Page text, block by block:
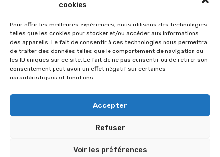
cookies
Pour offrir les meilleures expériences, nous utilisons des technologies
telles que les cookies pour stocker et/ou accéder aux informations
des appareils. Le fait de consentir à ces technologies nous permettra
de traiter des données telles que le comportement de navigation ou
les ID uniques sur ce site. Le fait de ne pas consentir ou de retirer son
consentement peut avoir un effet négatif sur certaines
caractéristiques et fonctions.
Accepter
Refuser
Voir les préférences